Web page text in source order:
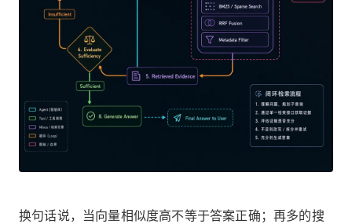
换句话说，当向量相似度高不等于答案正确；再多的搜